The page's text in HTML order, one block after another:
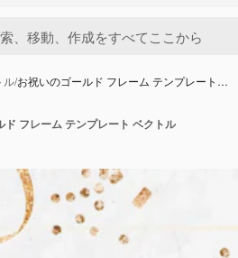
ル/お祝いのゴールド フレーム テンプレート…
ド フレーム テンプレート ベクトル